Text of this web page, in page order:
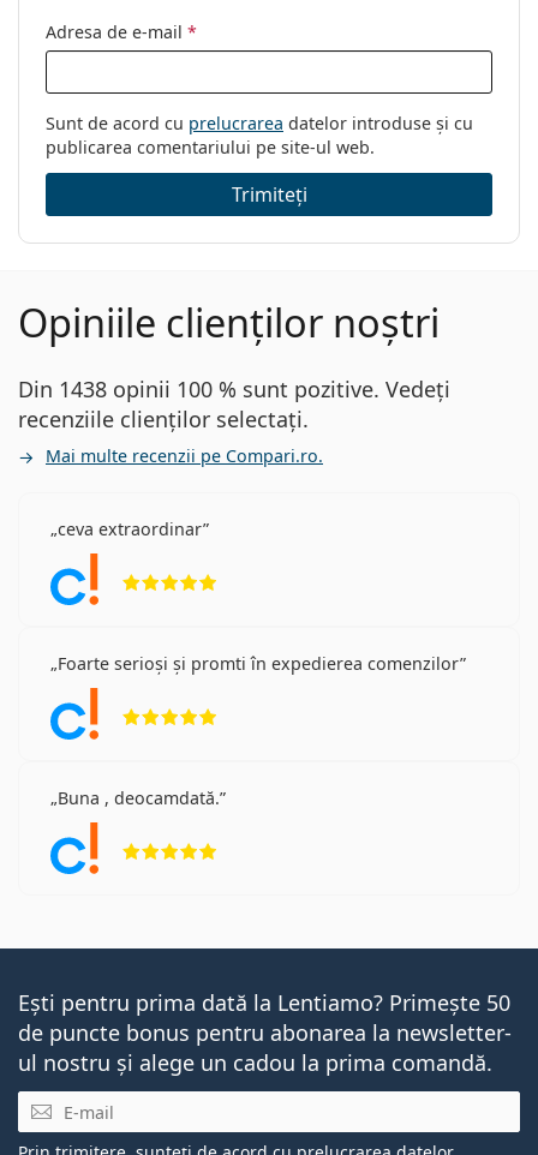
Adresa de e-mail *
Sunt de acord cu prelucrarea datelor introduse și cu
publicarea comentariului pe site-ul web.
Trimiteți
Opiniile clienților noștri
Din 1438 opinii 100 % sunt pozitive. Vedeți
recenziile clienților selectați.
Mai multe recenzii pe Compari.ro.
ceva extraordinar
Foarte serioși și promti în expedierea comenzilor
Buna , deocamdată.
Ești pentru prima dată la Lentiamo? Primește 50
de puncte bonus pentru abonarea la newsletter-
ul nostru și alege un cadou la prima comandă.
E-mail